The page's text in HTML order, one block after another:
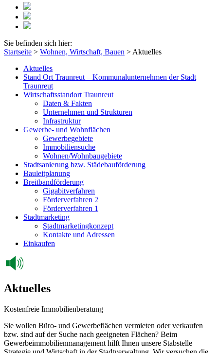
Sie befinden sich hier:
Startseite > Wohnen, Wirtschaft, Bauen > Aktuelles
Aktuelles
Stand Ort Traunreut – Kommunalunternehmen der Stadt
Traunreut
Wirtschaftsstandort Traunreut
Daten & Fakten
Unternehmen und Strukturen
Infrastruktur
Gewerbe- und Wohnflächen
Gewerbegebiete
Immobiliensuche
Wohnen/Wohnbaugebiete
Stadtsanierung bzw. Städebauförderung
Bauleitplanung
Breitbandförderung
Gigabitverfahren
Förderverfahren 2
Förderverfahren 1
Stadtmarketing
Stadtmarketingkonzept
Kontakte und Adressen
Einkaufen
Aktuelles
Kostenfreie Immobilienberatung
Sie wollen Büro- und Gewerbeflächen vermieten oder verkaufen
bzw. sind auf der Suche nach geeigneten Flächen? Beim
Gewerbeimmobilienmanagement hilft Ihnen unsere Stabstelle